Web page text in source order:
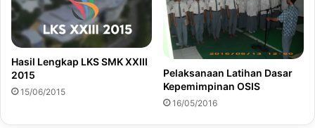
Hasil Lengkap LKS SMK XXIII
2015
15/06/2015
Pelaksanaan Latihan Dasar
Kepemimpinan OSIS
16/05/2016